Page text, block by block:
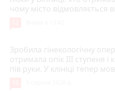
чому місто відмовляється
Зробила гінекологічну
отримала опік ІІІ ступеня і
пів руки. У клініці тепер